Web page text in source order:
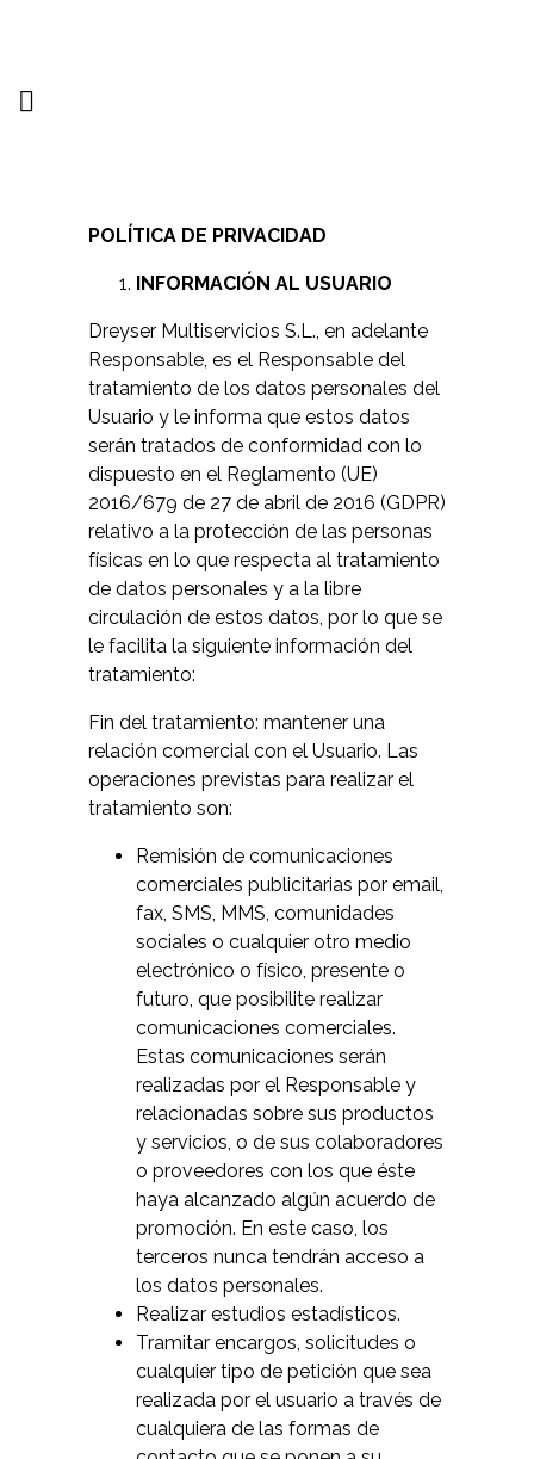
POLÍTICA DE PRIVACIDAD
INFORMACIÓN AL USUARIO
Dreyser Multiservicios S.L., en adelante
Responsable, es el Responsable del
tratamiento de los datos personales del
Usuario y le informa que estos datos
serán tratados de conformidad con lo
dispuesto en el Reglamento (UE)
2016/679 de 27 de abril de 2016 (GDPR)
relativo a la protección de las personas
físicas en lo que respecta al tratamiento
de datos personales y a la libre
circulación de estos datos, por lo que se
le facilita la siguiente información del
tratamiento:
Fin del tratamiento: mantener una
relación comercial con el Usuario. Las
operaciones previstas para realizar el
tratamiento son:
Remisión de comunicaciones
comerciales publicitarias por email,
fax, SMS, MMS, comunidades
sociales o cualquier otro medio
electrónico o físico, presente o
futuro, que posibilite realizar
comunicaciones comerciales.
Estas comunicaciones serán
realizadas por el Responsable y
relacionadas sobre sus productos
y servicios, o de sus colaboradores
o proveedores con los que éste
haya alcanzado algún acuerdo de
promoción. En este caso, los
terceros nunca tendrán acceso a
los datos personales.
Realizar estudios estadísticos.
Tramitar encargos, solicitudes o
cualquier tipo de petición que sea
realizada por el usuario a través de
cualquiera de las formas de